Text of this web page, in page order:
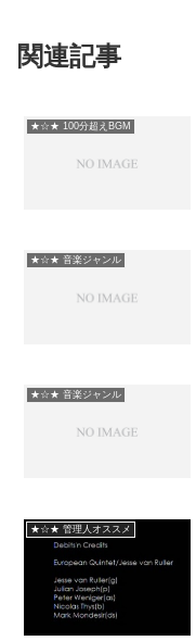
関連記事
★☆★ 100分超えBGM
★☆★ 音楽ジャンル
★☆★ 音楽ジャンル
★☆★ 管理人オススメ